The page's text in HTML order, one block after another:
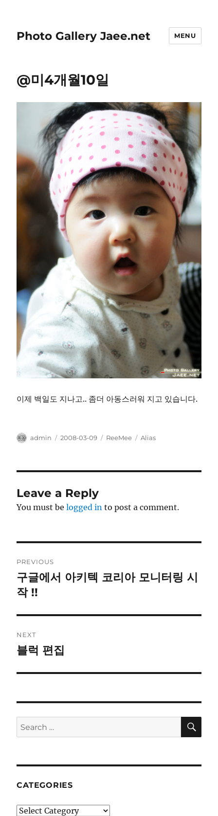
Photo Gallery Jaee.net MENU
@미4개월10일
이제 백일도 지나고.. 좀더 아동스러워 지고 있습니다.
Author
admin
Posted
2008-03-09 Categories
ReeMee Tags
Alias
Leave a Reply
You must belogged in to post a comment.
navigation
PREVIOUS
Previous
post:
구글에서 아키텍 코리아 모니터링 시
작 !!
NEXT
Next
블럭 편집
Search
for:
CATEGORIES
Categories